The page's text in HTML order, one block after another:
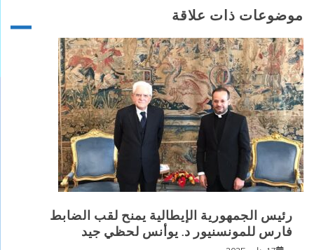
موضوعات ذات علاقة
رئيس الجمهورية الإيطالية يمنح لقب الضابط
فارس للمونسنيور د. يوأنس لحظي جيد